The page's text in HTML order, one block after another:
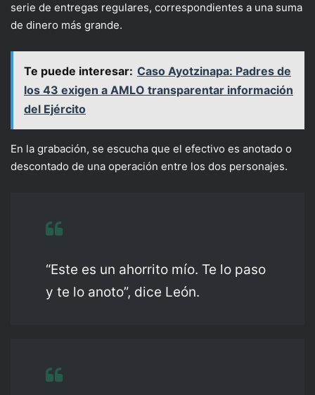
serie de entregas regulares, correspondientes a una suma
de dinero más grande.
Te puede interesar: Caso Ayotzinapa: Padres de
los 43 exigen a AMLO transparentar información
del Ejército
En la grabación, se escucha que el efectivo es anotado o
descontado de una operación entre los dos personajes.
“Este es un ahorrito mío. Te lo paso
y te lo anoto”, dice León.